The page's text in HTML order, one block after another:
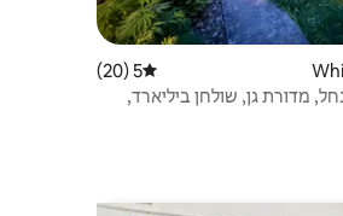
דירוג ממוצע של 5 מתוך 5, 20 ביקורות
5 (20)
מדורת גן, שולחן ביליארד,